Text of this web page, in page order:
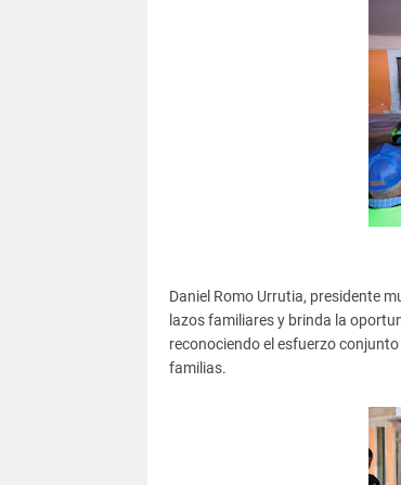
Daniel Romo Urrutia, presidente
lazos familiares y brinda la
reconociendo el esfuerzo
familias.